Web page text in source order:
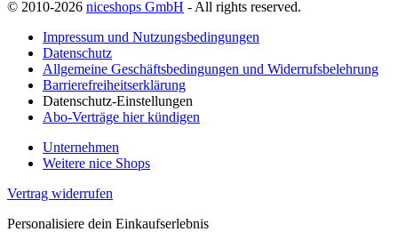
© 2010-2026 niceshops GmbH - All rights reserved.
Impressum und Nutzungsbedingungen
Datenschutz
Allgemeine Geschäftsbedingungen und Widerrufsbelehrung
Barrierefreiheitserklärung
Datenschutz-Einstellungen
Abo-Verträge hier kündigen
Unternehmen
Weitere nice Shops
Vertrag widerrufen
Personalisiere dein Einkaufserlebnis